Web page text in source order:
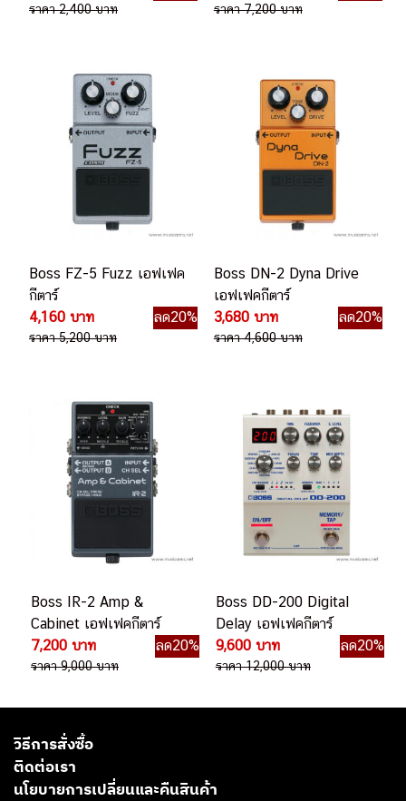
ราคา 2,400 บาท ราคา 7,200 บาท
Boss FZ-5 Fuzz เอฟเฟค
กีตาร์
4,160 บาท
ลด20%
ราคา 5,200 บาท
Boss DN-2 Dyna Drive
เอฟเฟคกีตาร์
3,680 บาท
ลด20%
ราคา 4,600 บาท
Boss IR-2 Amp &
Cabinet เอฟเฟคกีตาร์
7,200 บาท
ลด20%
ราคา 9,000 บาท
Boss DD-200 Digital
Delay เอฟเฟคกีตาร์
9,600 บาท
ลด20%
ราคา 12,000 บาท
วิธีการสั่งซื้อ
ติดต่อเรา
นโยบายการเปลี่ยนและคืนสินค้า